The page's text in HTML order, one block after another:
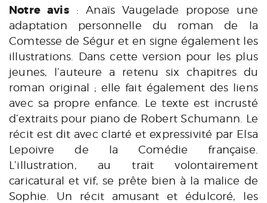
Notre avis: Anaïs Vaugelade propose une
adaptation personnelle du roman de la
Comtesse de Ségur et en signe également les
illustrations. Dans cette version pour les plus
jeunes, l’auteure a retenu six chapitres du
roman original ; elle fait également des liens
avec sa propre enfance. Le texte est incrusté
d’extraits pour piano de Robert Schumann. Le
récit est dit avec clarté et expressivité par Elsa
Lepoivre de la Comédie française.
L’illustration, au trait volontairement
caricatural et vif, se prête bien à la malice de
Sophie. Un récit amusant et édulcoré, les